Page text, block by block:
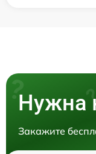
Нужна
Закажите